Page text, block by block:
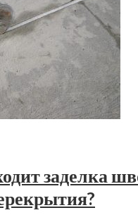
заделка